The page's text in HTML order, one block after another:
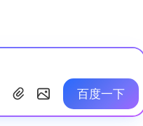
百度一下